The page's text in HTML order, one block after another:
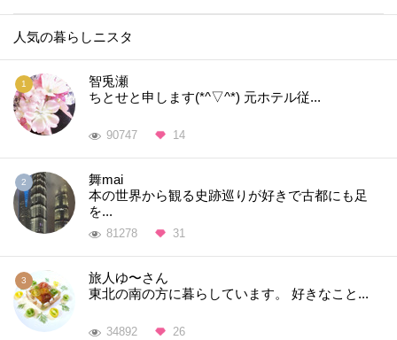
人気の暮らしニスタ
智兎瀬
ちとせと申します(*^▽^*) 元ホテル従...
90747 14
舞mai
本の世界から観る史跡巡りが好きで古都にも足
を...
81278 31
旅人ゆ〜さん
東北の南の方に暮らしています。 好きなこと...
34892 26